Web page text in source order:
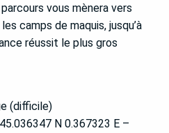
vous mènera vers
camps de maquis, jusqu’à
réussit le plus gros
(difficile)
N 0.367323 E –